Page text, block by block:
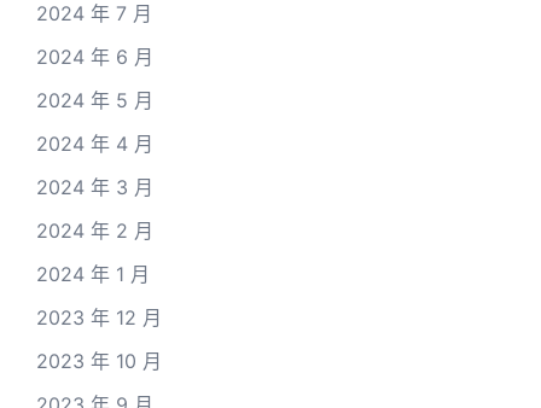
2024 年 7 月
2024 年 6 月
2024 年 5 月
2024 年 4 月
2024 年 3 月
2024 年 2 月
2024 年 1 月
2023 年 12 月
2023 年 10 月